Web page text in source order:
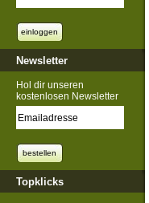
Newsletter
Hol dir unseren
kostenlosen Newsletter
Topklicks